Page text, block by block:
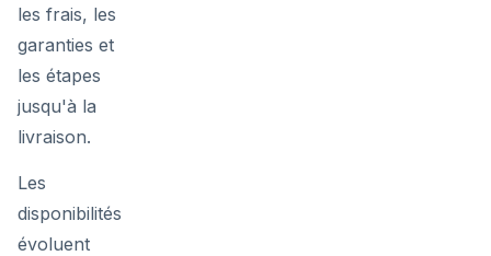
les frais, les
garanties et
les étapes
jusqu'à la
livraison.
Les
disponibilités
évoluent